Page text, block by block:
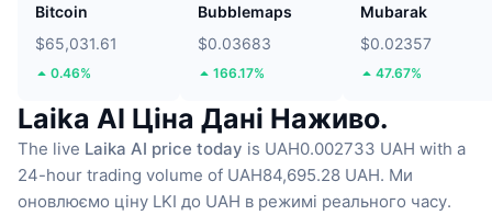
Bitcoin
$65,031.61
0.46%
Bubblemaps
$0.03683
166.17%
Mubarak
$0.02357
47.67%
Laika AI Ціна Дані Наживо.
The live Laika AI price today is UAH0.002733 UAH with a
24-hour trading volume of UAH84,695.28 UAH. Ми
оновлюємо ціну LKI до UAH в режимі реального часу.